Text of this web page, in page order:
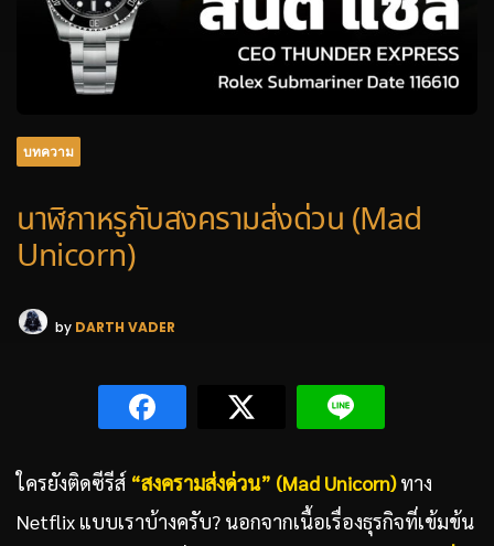
บทความ
นาฬิกาหรูกับสงครามส่งด่วน (Mad
Unicorn)
by DARTH VADER
ใครยังติดซีรีส์ “สงครามส่งด่วน” (Mad Unicorn)ทาง
Netflix แบบเราบ้างครับ? นอกจากเนื้อเรื่องธุรกิจที่เข้มข้น